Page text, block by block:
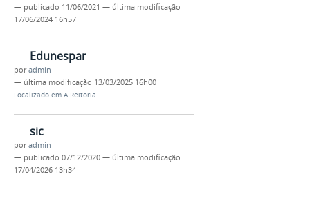
— publicado 11/06/2021 — última modificação
17/06/2024 16h57
Edunespar
poradmin
— última modificação 13/03/2025 16h00
Localizado em A Reitoria
sic
poradmin
— publicado 07/12/2020 — última modificação
17/04/2026 13h34